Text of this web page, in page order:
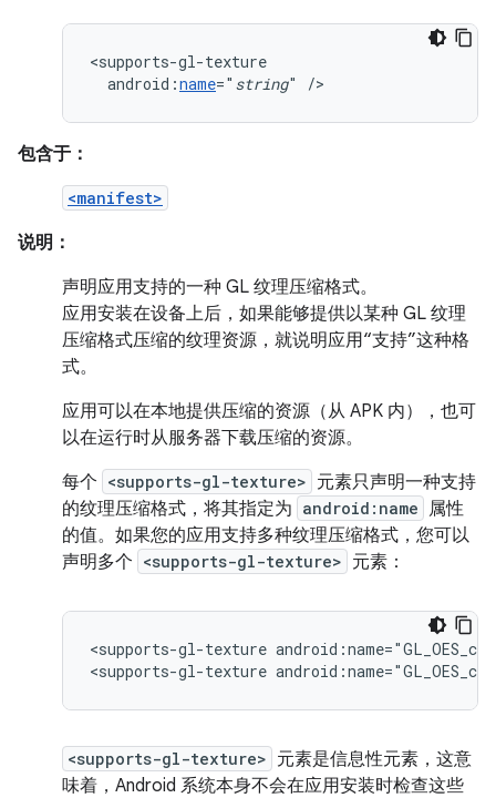
android:name=" string" />
包含于：
<manifest>
说明：
声明应用支持的一种 GL 纹理压缩格式。
应用安装在设备上后，如果能够提供以某种 GL 纹理
压缩格式压缩的纹理资源，就说明应用“支持”这种格
式。
应用可以在本地提供压缩的资源（从 APK 内），也可
以在运行时从服务器下载压缩的资源。
每个 <supports-gl-texture> 元素只声明一种支持
的纹理压缩格式，将其指定为 android:name 属性
的值。如果您的应用支持多种纹理压缩格式，您可以
声明多个 <supports-gl-texture> 元素：
<supports-gl-texture
<supports-gl-texture
<supports-gl-texture> 元素是信息性元素，这意
味着，Android 系统本身不会在应用安装时检查这些